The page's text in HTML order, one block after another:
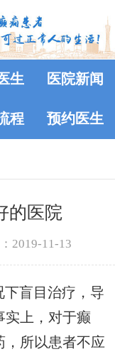
生 医院新闻
程 预约医生
的医院
2019-11-13
盲目治疗，导
实上，对于癫
，所以患者不应